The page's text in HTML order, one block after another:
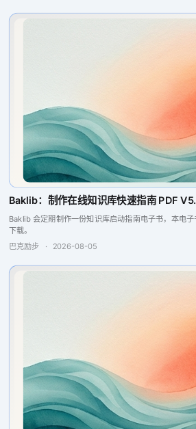
Baklib：制作在线知识库快速指南 PDF
Baklib 会定期制作一份知识库启动指南电子书，本电
下载。
巴克励步
· 2026-08-05